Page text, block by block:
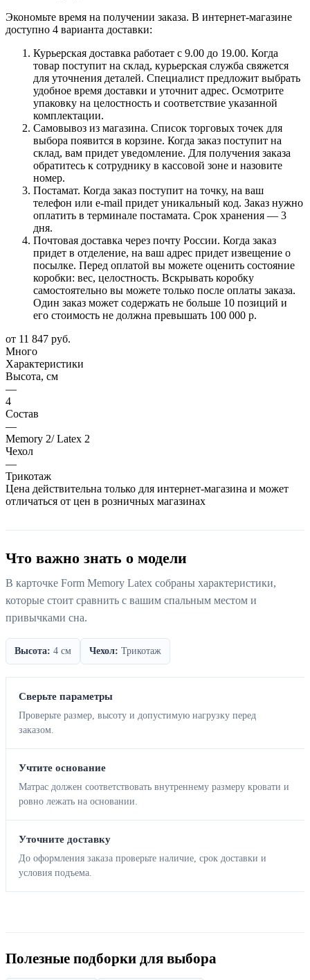
Экономьте время на получении заказа. В интернет-магазине
доступно 4 варианта доставки:
Курьерская доставка работает с 9.00 до 19.00. Когда
товар поступит на склад, курьерская служба свяжется
для уточнения деталей. Специалист предложит выбрать
удобное время доставки и уточнит адрес. Осмотрите
упаковку на целостность и соответствие указанной
комплектации.
Самовывоз из магазина. Список торговых точек для
выбора появится в корзине. Когда заказ поступит на
склад, вам придет уведомление. Для получения заказа
обратитесь к сотруднику в кассовой зоне и назовите
номер.
Постамат. Когда заказ поступит на точку, на ваш
телефон или e-mail придет уникальный код. Заказ нужно
оплатить в терминале постамата. Срок хранения — 3
дня.
Почтовая доставка через почту России. Когда заказ
придет в отделение, на ваш адрес придет извещение о
посылке. Перед оплатой вы можете оценить состояние
коробки: вес, целостность. Вскрывать коробку
самостоятельно вы можете только после оплаты заказа.
Один заказ может содержать не больше 10 позиций и
его стоимость не должна превышать 100 000 р.
от 11 847 руб.
Много
Характеристики
Высота, см
—
4
Состав
—
Memory 2/ Latex 2
Чехол
—
Трикотаж
Цена действительна только для интернет-магазина и может
отличаться от цен в розничных магазинах
Что важно знать о модели
В карточке Form Memory Latex собраны характеристики,
которые стоит сравнить с вашим спальным местом и
привычками сна.
Высота: 4 см Чехол: Трикотаж
Сверьте параметры
Проверьте размер, высоту и допустимую нагрузку перед
заказом.
Учтите основание
Матрас должен соответствовать внутреннему размеру кровати и
ровно лежать на основании.
Уточните доставку
До оформления заказа проверьте наличие, срок доставки и
условия подъема.
Полезные подборки для выбора